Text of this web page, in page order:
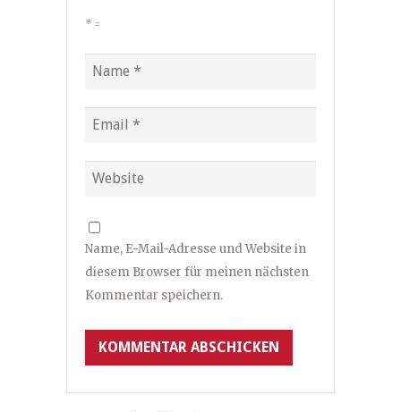
* =
Name, E-Mail-Adresse und Website in
diesem Browser für meinen nächsten
Kommentar speichern.